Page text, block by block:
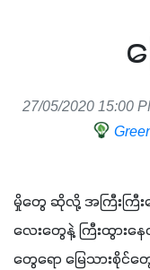
27/05/2020 15:00
မှိုတွေ ဆိုလို့ အကြီးကြီး
လေးတွေနဲ့ ကြီးထွားနေ
တွေရော မြေသားစိုင်